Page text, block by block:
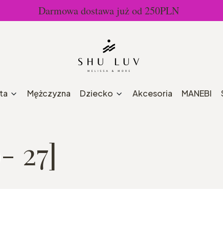
Darmowa dostawa już od 250PLN
Mężczyzna Dziecko Akcesoria MANEBI
27]